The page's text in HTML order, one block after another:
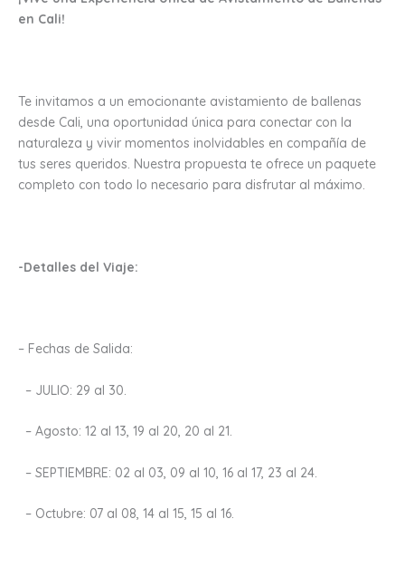
en Cali!
Te invitamos a un emocionante avistamiento de ballenas
desde Cali, una oportunidad única para conectar con la
naturaleza y vivir momentos inolvidables en compañía de
tus seres queridos. Nuestra propuesta te ofrece un paquete
completo con todo lo necesario para disfrutar al máximo.
-Detalles del Viaje:
– Fechas de Salida:
– JULIO: 29 al 30.
– Agosto: 12 al 13, 19 al 20, 20 al 21.
– SEPTIEMBRE: 02 al 03, 09 al 10, 16 al 17, 23 al 24.
– Octubre: 07 al 08, 14 al 15, 15 al 16.